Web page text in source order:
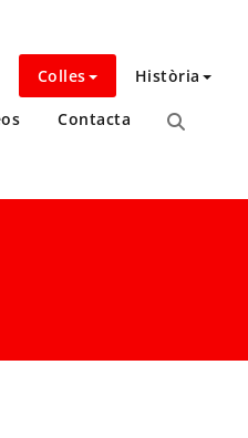
Colles Història
Contacta